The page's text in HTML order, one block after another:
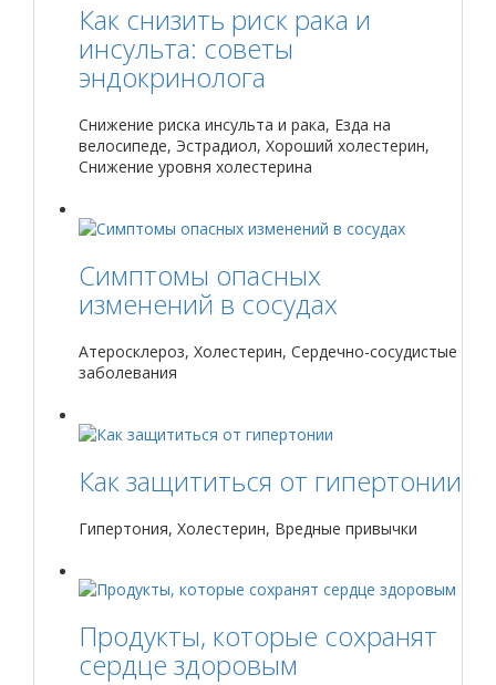
Как снизить риск рака и
инсульта: советы
эндокринолога
Снижение риска инсульта и рака, Езда на
велосипеде, Эстрадиол, Хороший холестерин,
Снижение уровня холестерина
Симптомы опасных
изменений в сосудах
Атеросклероз, Холестерин, Сердечно-сосудистые
заболевания
Как защититься от гипертонии
Гипертония, Холестерин, Вредные привычки
Продукты, которые сохранят
сердце здоровым